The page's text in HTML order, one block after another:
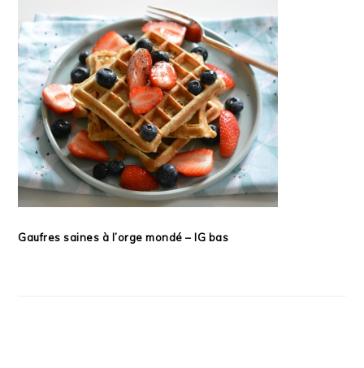
Gaufres saines à l’orge mondé – IG bas